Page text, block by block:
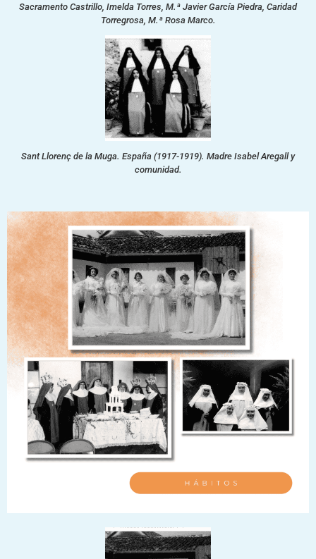
Sacramento Castrillo, Imelda Torres, M.ª Javier García Piedra, Caridad
Torregrosa, M.ª Rosa Marco.
Sant Llorenç de la Muga. España (1917-1919). Madre Isabel Aregall y
comunidad.